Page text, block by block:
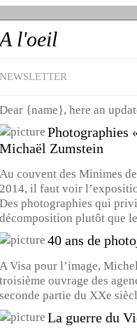
A l'oeil
NEWSLETTER
Dear {name}, here an
Photographies
Michaël Zumstein
Au couvent des Minimes
2014, il faut voir
Des photographies qui
décomposition plutôt que
40 ans de
A Visa pour l’image,
troisième ouvrage des
seconde partie du XXe
La guerre du